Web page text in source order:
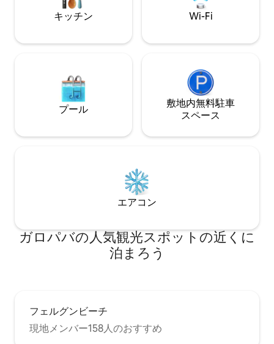
キッチン Wi-Fi
プール
敷地内無料駐⁠車
ス⁠ペ⁠ー⁠ス
エアコン
ガロパバの人気観光スポットの近くに
泊まろう
フェルグンビーチ
現地メンバー158人のおすすめ